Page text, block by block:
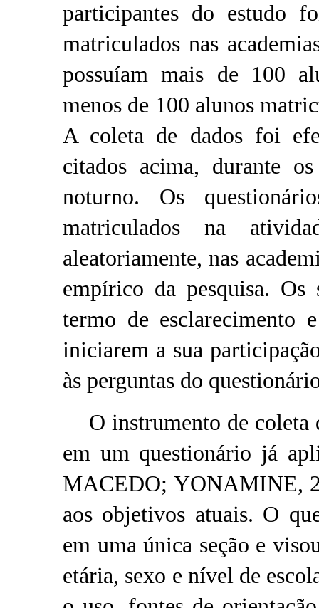
participantes do estudo
matriculados nas
possuíam mais de 100
menos de 100 alunos
A coleta de dados foi
citados acima, durante
noturno. Os
matriculados na
aleatoriamente, nas
empírico da pesquisa. Os
termo de esclarecimento
iniciarem a sua
às perguntas do
O instrumento de coleta
em um questionário já
MACEDO; YONAMINE,
aos objetivos atuais. O
em uma única seção e
etária, sexo e nível de